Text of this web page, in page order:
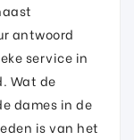
antwoord
service in
Wat de
dames in de
is van het